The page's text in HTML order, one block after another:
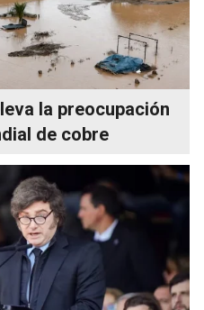
la preocupación
de cobre